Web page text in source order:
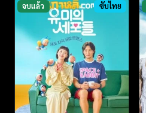
จบแล้ว ซับไทย